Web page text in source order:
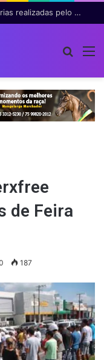
Número de cirurgias plásticas mamárias realizadas pelo SUS cresce 54% em dez anos
de Feira
187